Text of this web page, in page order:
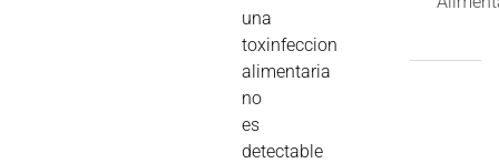
una
toxinfeccion
alimentaria
no
es
detectable